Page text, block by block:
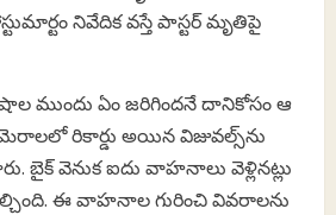
నివేదిక వస్తే పాస్టర్ మృతిపై
ముందు ఏం జరిగిందనే దానికోసం ఆ
రికార్డు అయిన విజువల్స్‌ను
బైక్ వెనుక ఐదు వాహనాలు వెళ్లినట్లు
ఈ వాహనాల గురించి వివరాలను